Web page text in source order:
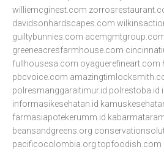
williemcginest.com
davidsonhardscapes.com
guiltybunnies.com
greeneacresfarmhouse.com
fullhousesa.com oyaguerefineart.com
pbcvoice.com
polresmanggaraitimur.id polrestoba.id
informasikesehatan.id
farmasiapotekerumm.id
beansandgreens.org
pacificocolombia.org topfoodish.com